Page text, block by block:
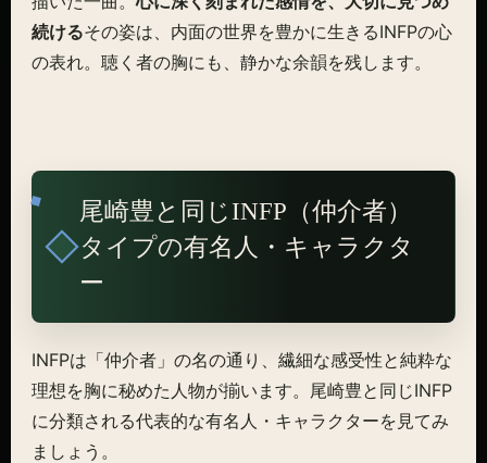
続けるその姿は、内面の世界を豊かに生きるINFPの心
の表れ。聴く者の胸にも、静かな余韻を残します。
尾崎豊と同じINFP（仲介者）
タイプの有名人・キャラクタ
ー
INFPは「仲介者」の名の通り、繊細な感受性と純粋な
理想を胸に秘めた人物が揃います。尾崎豊と同じINFP
に分類される代表的な有名人・キャラクターを見てみ
ましょう。